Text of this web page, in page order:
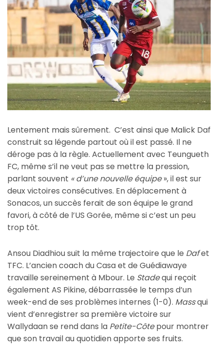
Lentement mais sûrement. C’est ainsi que Malick Daf
construit sa légende partout où il est passé. Il ne
déroge pas à la règle. Actuellement avec Teungueth
FC, même s’il ne veut pas se mettre la pression,
parlant souvent « d’une nouvelle équipe», il est sur
deux victoires consécutives. En déplacement à
Sonacos, un succès ferait de son équipe le grand
favori, à côté de l’US Gorée, même si c’est un peu
trop tôt.
Ansou Diadhiou suit la même trajectoire que le Dafet
TFC. L’ancien coach du Casa et de Guédiawaye
travaille sereinement à Mbour. Le Stadequi reçoit
également AS Pikine, débarrassée le temps d’un
week-end de ses problèmes internes (1-0). Massqui
vient d’enregistrer sa première victoire sur
Wallydaan se rend dans la Petite-Côtepour montrer
que son travail au quotidien apporte ses fruits.